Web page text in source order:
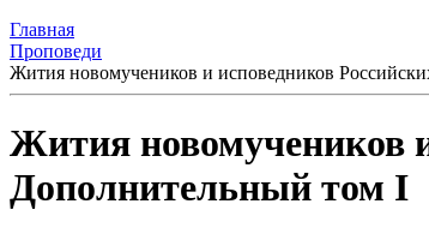
Главная
Проповеди
Жития новомучеников и исповедников
Жития новомучеников
Дополнительный том I